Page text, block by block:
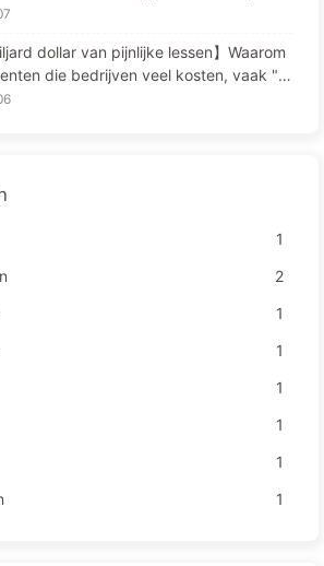
en isoleren, houd ruis buiten
dollar van pijnlijke lessen】Waarom
die bedrijven veel kosten, vaak "v
cruciale momenten en concurrenten
1
2
1
1
1
1
1
1